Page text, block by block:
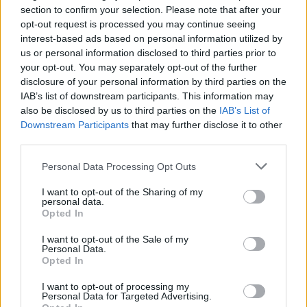
section to confirm your selection. Please note that after your
opt-out request is processed you may continue seeing
interest-based ads based on personal information utilized by
us or personal information disclosed to third parties prior to
your opt-out. You may separately opt-out of the further
disclosure of your personal information by third parties on the
IAB’s list of downstream participants. This information may
also be disclosed by us to third parties on the IAB’s List of
Downstream Participants that may further disclose it to other
Personal Data Processing Opt Outs
I want to opt-out of the Sharing of my
personal data.
Opted In
I want to opt-out of the Sale of my
Personal Data.
Opted In
I want to opt-out of processing my
Personal Data for Targeted Advertising.
Bonsignore, presidente della Fondazione Sicilia.
“Il quattrocentesimo anniversario di Santa Rosalia richiama la
partecipazione di tutte le realtà culturali di Palermo per
contribuire, insieme con il Comune e la Diocesi, alla
realizzazione di un importante e significativo percorso di
celebrazione della Santuzza nell’arco di quest’anno Rosaliano,
durante il quale si coniugano fede religiosa e tradizione laica nel
segno di una storica e radicata consuetudine.Proprio in questa
direzione va la mostra “Le estasi di Santa Rosalia”, per la quale
ringrazio la Fondazione Sicilia e il suo presidente Raffaele
Natale e la direttrice artistica Laura Barreca. La mostra in
programma nella Pinacoteca di Villa Zito conferma come Santa
Rosalia sia un’icona che ha trovato riconoscimento storico e
artistico anche in Europa: l’aspirazione della Città è che le
suo respiro internazionale”, afferma Roberto Lagalla, sindaco